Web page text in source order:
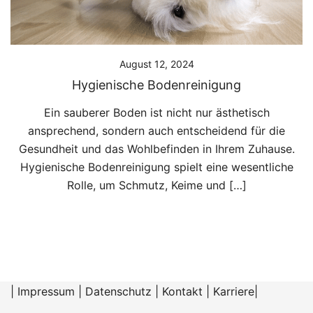
August 12, 2024
Hygienische Bodenreinigung
Ein sauberer Boden ist nicht nur ästhetisch
ansprechend, sondern auch entscheidend für die
Gesundheit und das Wohlbefinden in Ihrem Zuhause.
Hygienische Bodenreinigung spielt eine wesentliche
Rolle, um Schmutz, Keime und […]
Impressum Datenschutz Kontakt Karriere